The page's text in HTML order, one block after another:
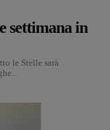
settimana in
le Stelle sarà